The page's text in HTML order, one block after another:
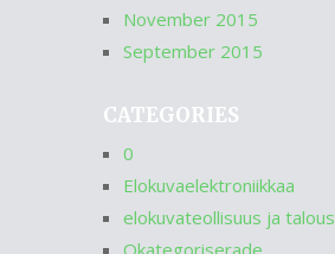
November 2015
September 2015
CATEGORIES
0
Elokuvaelektroniikkaa
elokuvateollisuus ja talous
Okategoriserade